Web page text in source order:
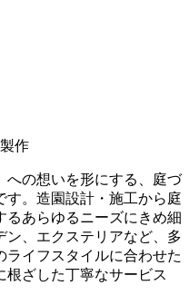
作
への想いを形にする、庭づ
す。造園設計・施工から庭
るあらゆるニーズにきめ細
ン、エクステリアなど、多
イフスタイルに合わせた
根ざした丁寧なサービス